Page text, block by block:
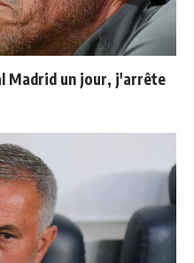
Madrid un jour, j'arrête